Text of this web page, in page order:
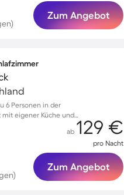
Zum Angebot
6 Personen in der
eigener Küche und
ab 129 €
pro Nacht
Zum Angebot